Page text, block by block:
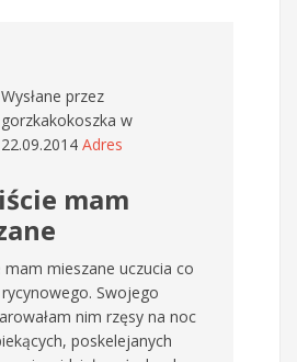
Wysłane przez
gorzkakokoszka w
22.09.2014 Adres
mam
mam mieszane uczucia co
Swojego
nim rzęsy na noc
poskelejanych